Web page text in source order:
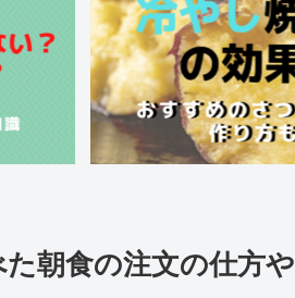
朝食の注文の仕方や